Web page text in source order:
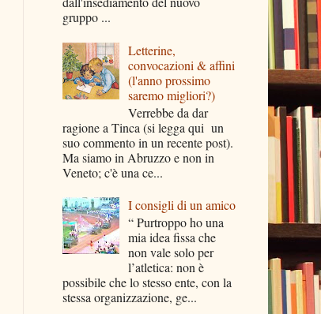
gruppo ...
Letterine,
convocazioni & affini
(l'anno prossimo
saremo migliori?)
Verrebbe da dar
ragione a Tinca (si legga qui un
suo commento in un recente post).
Ma siamo in Abruzzo e non in
Veneto; c'è una ce...
I consigli di un amico
“ Purtroppo ho una
mia idea fissa che
non vale solo per
l’atletica: non è
possibile che lo stesso ente, con la
stessa organizzazione, ge...